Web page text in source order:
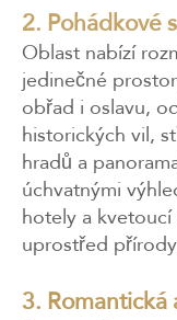
2. Pohádkové
Oblast nabízí
jedinečné
obřad i oslavu,
historických vil,
hradů a
úchvatnými
hotely a
uprostřed
3.